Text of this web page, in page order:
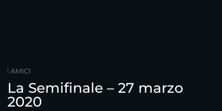
AMICI
La Semifinale – 27 marzo
2020